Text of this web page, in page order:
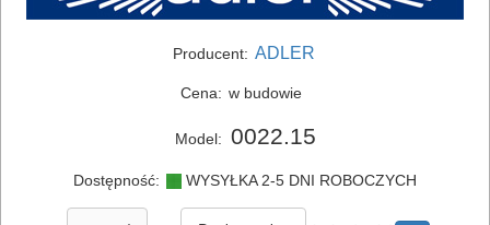
Producent: ADLER
Cena: w budowie
Model: 0022.15
Dostępność: WYSYŁKA 2-5 DNI ROBOCZYCH